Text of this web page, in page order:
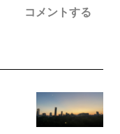
コメントする